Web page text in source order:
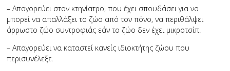
– Απαγορεύει στον κτηνίατρο, που έχει σπουδάσει για να
μπορεί να απαλλάξει το ζώο από τον πόνο, να περιθάλψει
άρρωστο ζώο συντροφιάς εάν το ζώο δεν έχει μικροτσίπ.
– Απαγορεύει να καταστεί κανείς ιδιοκτήτης ζώου που
περισυνέλεξε.